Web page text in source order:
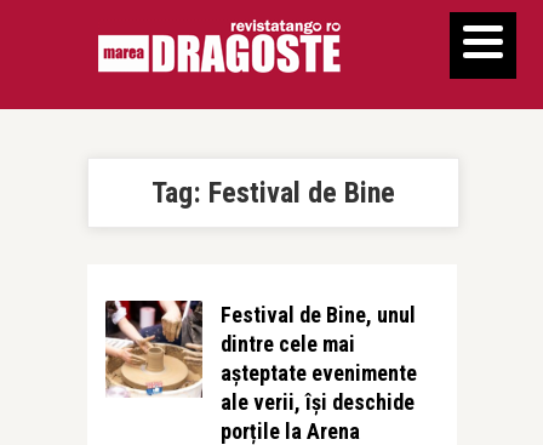
Tag: Festival de Bine
Festival de Bine, unul
dintre cele mai
așteptate evenimente
ale verii, își deschide
porțile la Arena